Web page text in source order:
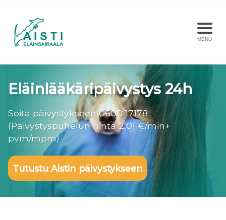
MENU
Eläinlääkäripäivystys 24h
Soita päivystykseen 0600 17178
(Päivystyspuhelun hinta 2,01 €/min+
pvm/mpm)
Tutustu Aistin päivystykseen